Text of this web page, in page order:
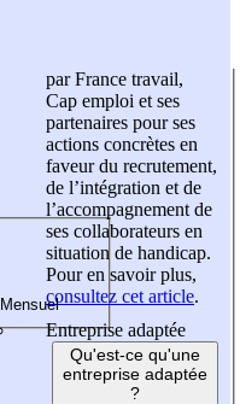
par France travail,
Cap emploi et ses
partenaires pour ses
actions concrètes en
faveur du recrutement,
de l’intégration et de
l’accompagnement de
ses collaborateurs en
situation de handicap.
Pour en savoir plus,
consultez cet article.
Entreprise adaptée
Qu'est-ce qu'une
entreprise adaptée
?